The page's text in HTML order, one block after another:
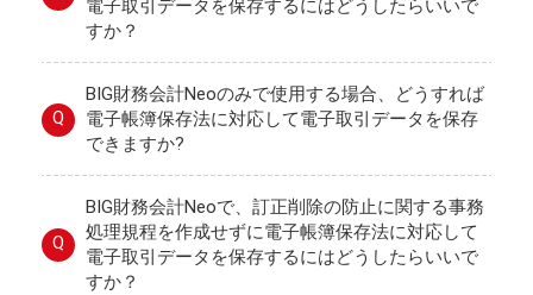
電子取引データを保存するにはどうしたらいいで
すか？
Q
BIG財務会計Neoのみで使用する場合、どうすれば
電子帳簿保存法に対応して電子取引データを保存
できますか?
Q
BIG財務会計Neoで、訂正削除の防止に関する事務
処理規程を作成せずに電子帳簿保存法に対応して
電子取引データを保存するにはどうしたらいいで
すか？